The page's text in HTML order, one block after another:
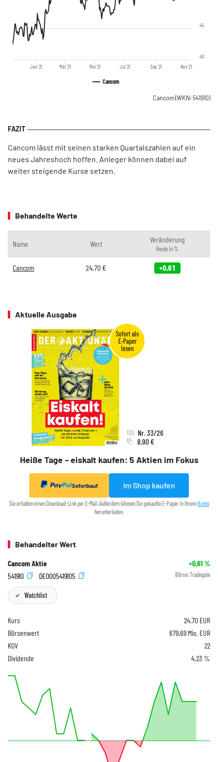
Cancom
Jan '21 Mär '21 Mai '21 Jul '21 Sep '21 Nov '21
40
45
Cancom(WKN: 541910)
Cancom lässt mit seinen starken Quartalszahlen auf ein
neues Jahreshoch hoffen. Anleger können dabei auf
weiter steigende Kurse setzen.
Behandelte Werte
Name Wert Veränderung
Heute in %
Cancom 24,70 € +0,61
Aktuelle Ausgabe
Heiße Tage – eiskalt kaufen: 5 Aktien im Fokus
Nr. 33/26
8,90 €
Sofortkauf Im Shop kaufen
Sie erhalten einen Download-Link per E-Mail. Außerdem können Sie gekaufte E-Paper in Ihrem Konto
herunterladen.
Behandelter Wert
Cancom Aktie +0,61 %
541910
DE0005419105 Börse: Tradegate
Watchlist
Kurs 24,70 EUR
Börsenwert
679,69 Mio. EUR
KGV
22
Dividende
4,23 %